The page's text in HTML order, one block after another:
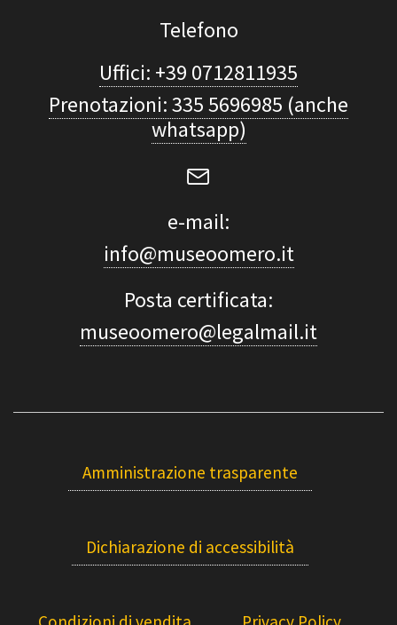
Telefono
Uffici: +39 0712811935
Prenotazioni: 335 5696985 (anche
whatsapp)
e-mail:
info@museoomero.it
Posta certificata:
museoomero@legalmail.it
Amministrazione trasparente
Dichiarazione di accessibilità